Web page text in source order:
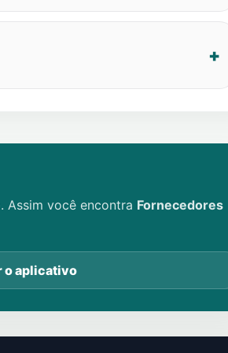
Assim você encontra Fornecedores
o aplicativo